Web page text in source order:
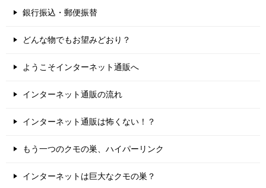
銀行振込・郵便振替
どんな物でもお望みどおり？
ようこそインターネット通販へ
インターネット通販の流れ
インターネット通販は怖くない！？
もう一つのクモの巣、ハイパーリンク
インターネットは巨大なクモの巣？